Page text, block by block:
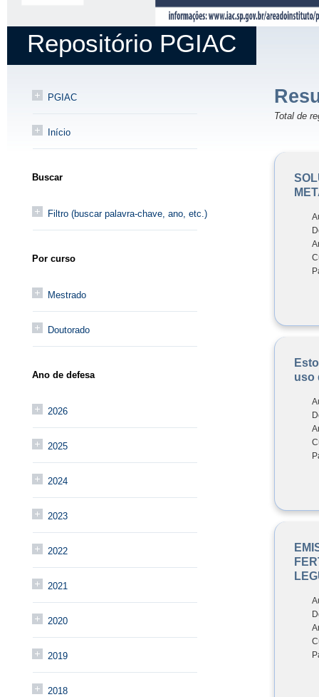
Repositório PGIAC
PGIAC
Início
Buscar
Filtro (buscar palavra-chave, ano, etc.)
Por curso
Mestrado
Doutorado
Ano de defesa
2026
2025
2024
2023
2022
2021
2020
2019
2018
Total de
uso